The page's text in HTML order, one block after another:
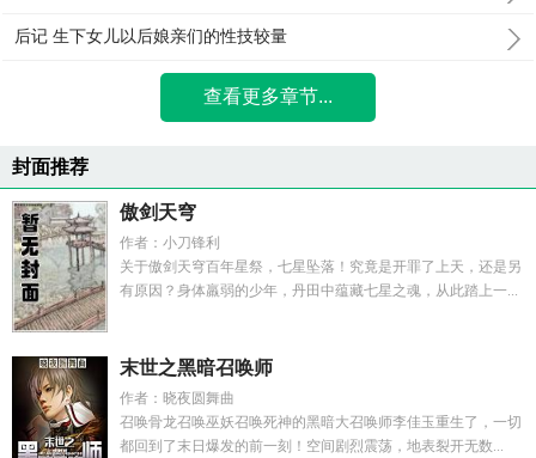
后记 生下女儿以后娘亲们的性技较量
查看更多章节...
封面推荐
傲剑天穹
作者：小刀锋利
关于傲剑天穹百年星祭，七星坠落！究竟是开罪了上天，还是另
有原因？身体羸弱的少年，丹田中蕴藏七星之魂，从此踏上一...
末世之黑暗召唤师
作者：晓夜圆舞曲
召唤骨龙召唤巫妖召唤死神的黑暗大召唤师李佳玉重生了，一切
都回到了末日爆发的前一刻！空间剧烈震荡，地表裂开无数...